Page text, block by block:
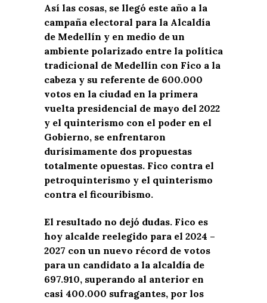
Así las cosas, se llegó este año a la
campaña electoral para la Alcaldía
de Medellín y en medio de un
ambiente polarizado entre la política
tradicional de Medellín con Fico a la
cabeza y su referente de 600.000
votos en la ciudad en la primera
vuelta presidencial de mayo del 2022
y el quinterismo con el poder en el
Gobierno, se enfrentaron
durísimamente dos propuestas
totalmente opuestas. Fico contra el
petroquinterismo y el quinterismo
contra el ficouribismo.
El resultado no dejó dudas. Fico es
hoy alcalde reelegido para el 2024 –
2027 con un nuevo récord de votos
para un candidato a la alcaldía de
697.910, superando al anterior en
casi 400.000 sufragantes, por los